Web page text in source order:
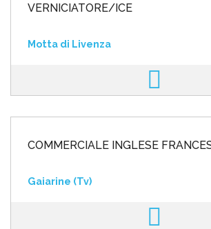
VERNICIATORE/ICE
Motta di Livenza
COMMERCIALE INGLESE
Gaiarine (Tv)